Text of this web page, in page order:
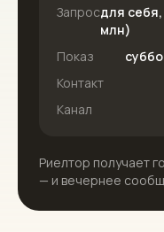
Запросдля
млн)
Показ
Контакт
Канал
Риелтор получает
— и вечернее